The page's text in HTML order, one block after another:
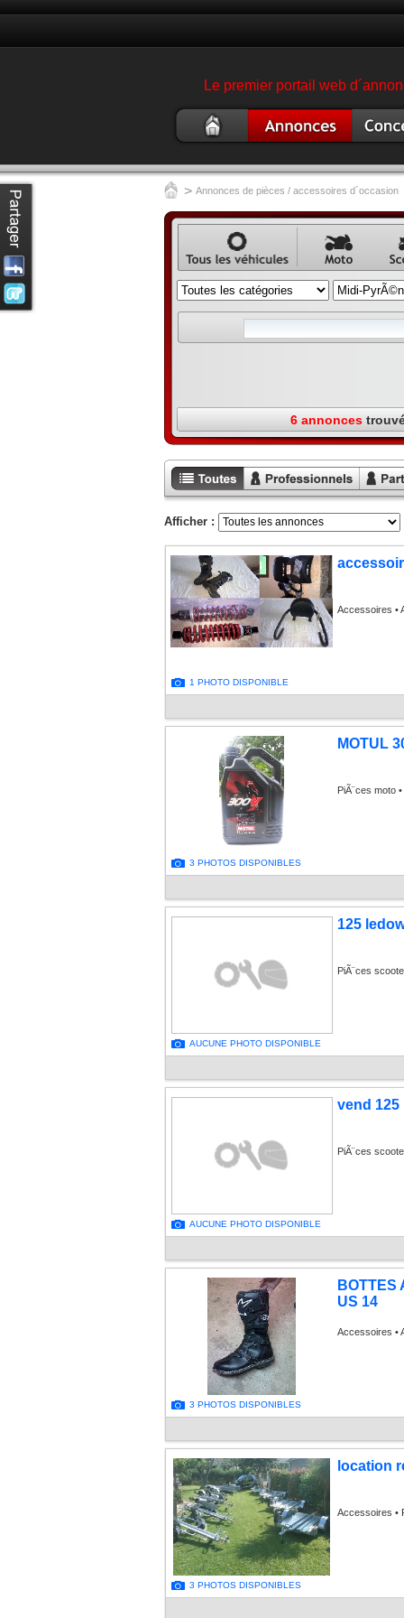
Le premier portail web
occasion
garage
> Annonces de pièces / accessoires d´occasion
Annonce
véhicule
occasion
Annonce
moto
6 annonces
Toutes les
annonces
Annonces
professionnels
Afficher :
1 PHOTO DISPONIBLE
Accessoires •
3 PHOTOS DISPONIBLES
MOTUL
PiÃ¨ces moto
AUCUNE PHOTO DISPONIBLE
125
PiÃ¨ces
AUCUNE PHOTO DISPONIBLE
vend 125
PiÃ¨ces
3 PHOTOS DISPONIBLES
BOTTES
US 14
Accessoires •
3 PHOTOS DISPONIBLES
location
Accessoires •